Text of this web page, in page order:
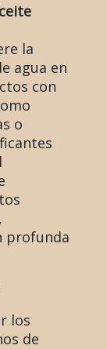
la
agua en
con
o
profunda
los
de